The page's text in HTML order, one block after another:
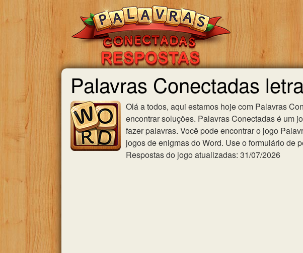
Palavras Conectadas
Olá a todos, aqui estamos hoje com Palavras
encontrar soluções. Palavras Conectadas é um
fazer palavras. Você pode encontrar o jogo
jogos de enigmas do Word. Use o formulário de
Respostas do jogo atualizadas: 31/07/2026